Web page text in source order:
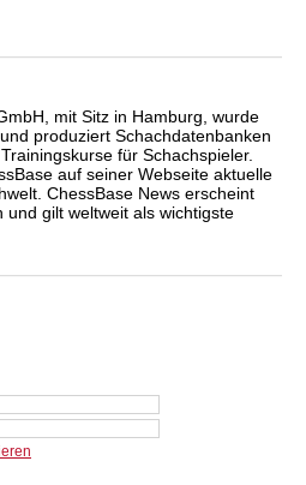
mit Sitz in Hamburg, wurde
produziert Schachdatenbanken
für Schachspieler.
auf seiner Webseite aktuelle
ChessBase News erscheint
und gilt weltweit als wichtigste